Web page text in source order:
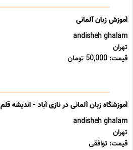
آموزش زبان آلمانی
andisheh ghalam
تهران
قیمت: 50,000 تومان
آموزشگاه زبان آلمانی در نازی آباد - اندیشه قلم
andisheh ghalam
تهران
قیمت: توافقی